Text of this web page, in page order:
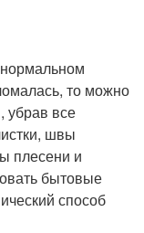
нормальном
то можно
убрав все
швы
плесени и
бытовые
способ